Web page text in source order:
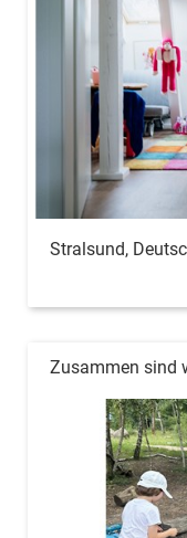
Stralsund,
Zusammen sind